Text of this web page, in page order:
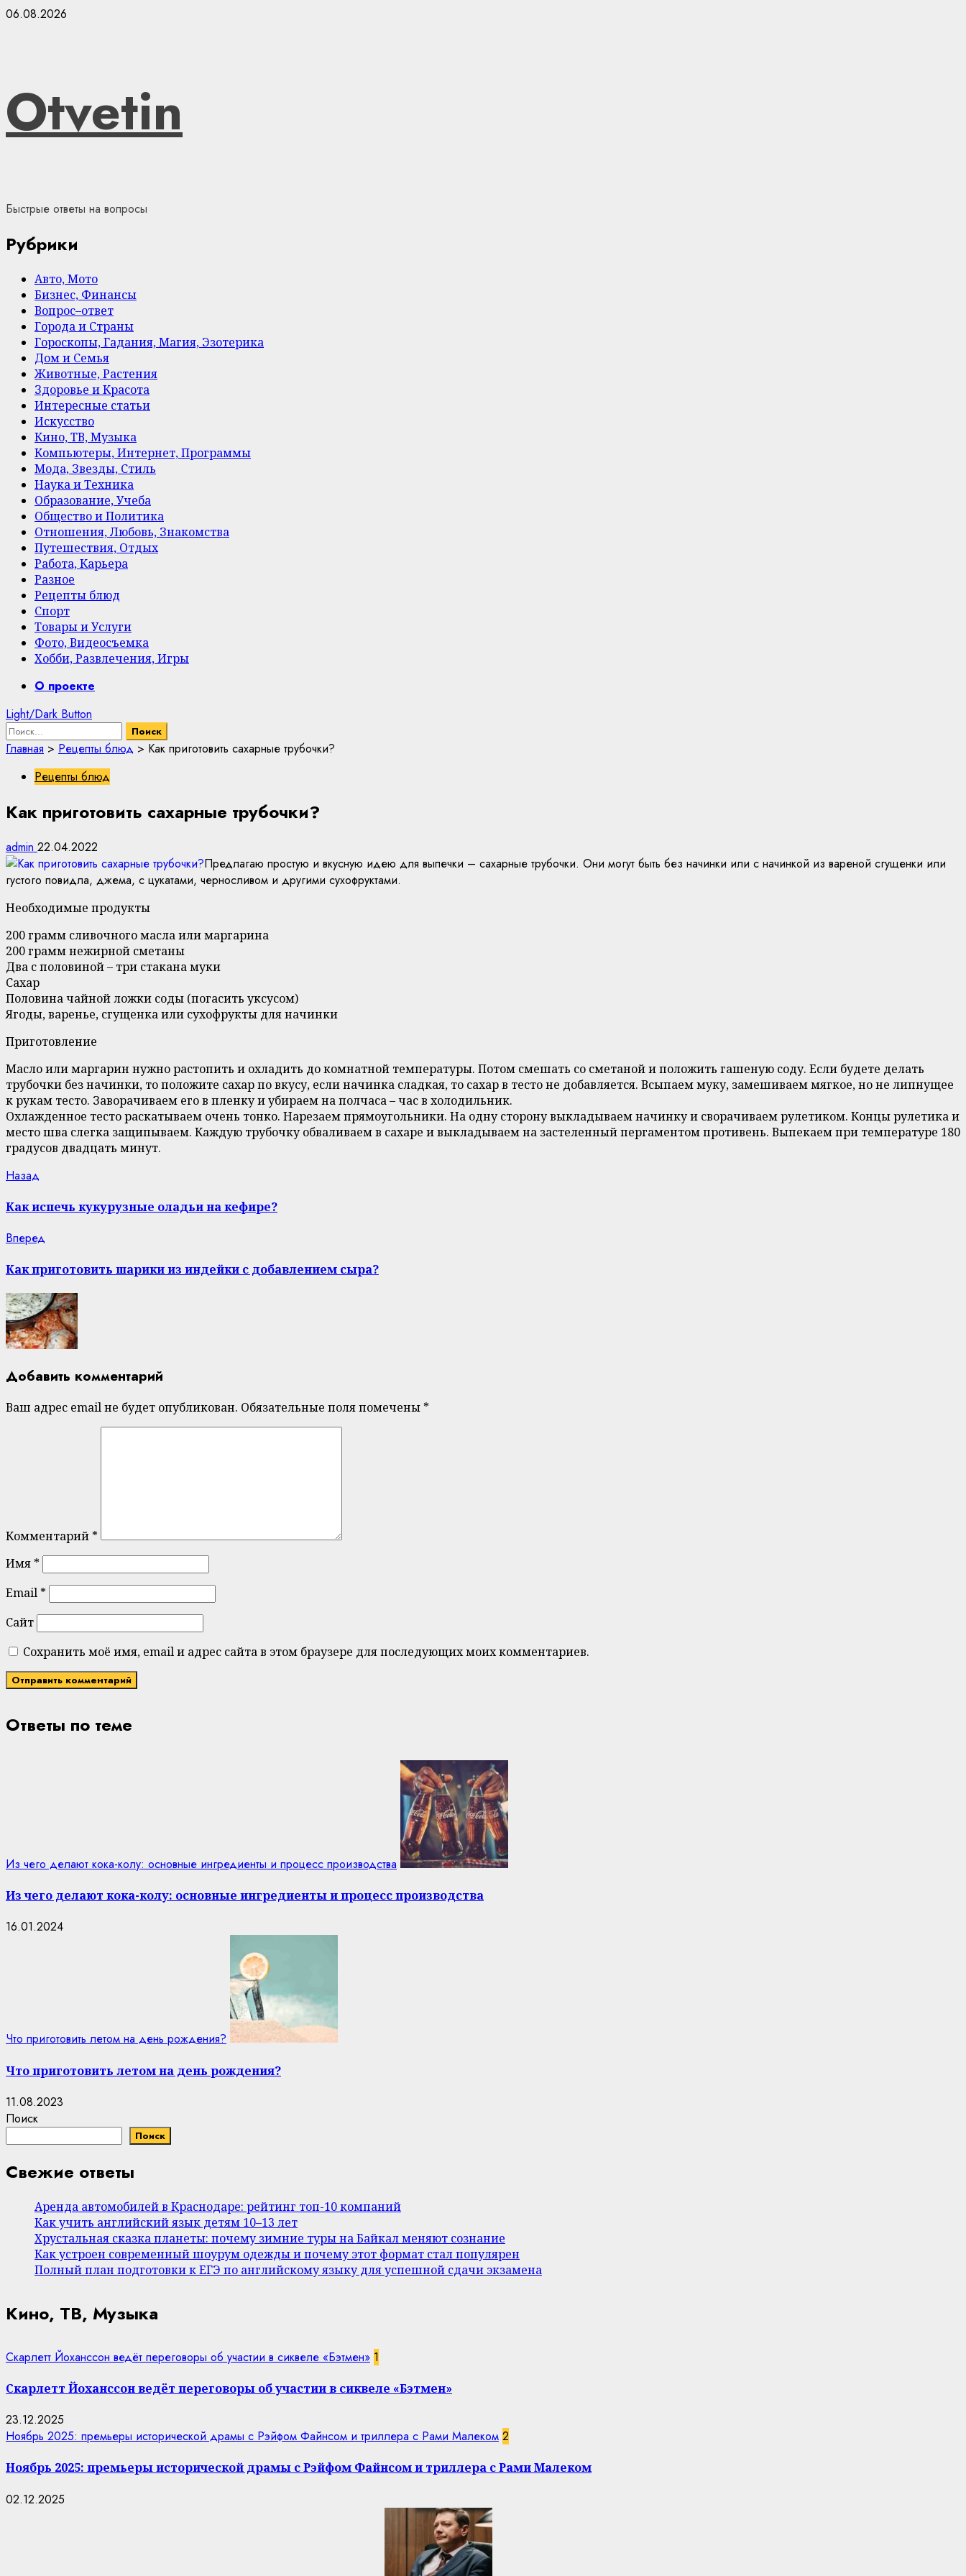
Skip
06.08.2026
Otvetin
Быстрые ответы на вопросы
Рубрики
Авто, Мото
Бизнес, Финансы
Вопрос–ответ
Города и Страны
Гороскопы, Гадания, Магия, Эзотерика
Дом и Семья
Животные, Растения
Здоровье и Красота
Интересные статьи
Искусство
Кино, ТВ, Музыка
Компьютеры, Интернет, Программы
Мода, Звезды, Стиль
Наука и Техника
Образование, Учеба
Общество и Политика
Отношения, Любовь, Знакомства
Путешествия, Отдых
Работа, Карьера
Разное
Рецепты блюд
Спорт
Товары и Услуги
Фото, Видеосъемка
Хобби, Развлечения, Игры
PrimaryО проекте
Light/Dark Button
Найти:
Главная > Рецепты блюд > Как приготовить сахарные трубочки?
Рецепты блюд
Как приготовить сахарные трубочки?
admin 22.04.2022
Предлагаю простую и вкусную идею для выпечки – сахарные трубочки. Они могут быть без начинки или с начинкой из вареной сгущенки или
густого повидла, джема, с цукатами, черносливом и другими сухофруктами.
Необходимые продукты
200 грамм сливочного масла или маргарина
200 грамм нежирной сметаны
Два с половиной – три стакана муки
Сахар
Половина чайной ложки соды (погасить уксусом)
Ягоды, варенье, сгущенка или сухофрукты для начинки
Приготовление
Масло или маргарин нужно растопить и охладить до комнатной температуры. Потом смешать со сметаной и положить гашеную соду. Если будете делать
трубочки без начинки, то положите сахар по вкусу, если начинка сладкая, то сахар в тесто не добавляется. Всыпаем муку, замешиваем мягкое, но не липнущее
к рукам тесто. Заворачиваем его в пленку и убираем на полчаса – час в холодильник.
Охлажденное тесто раскатываем очень тонко. Нарезаем прямоугольники. На одну сторону выкладываем начинку и сворачиваем рулетиком. Концы рулетика и
место шва слегка защипываем. Каждую трубочку обваливаем в сахаре и выкладываем на застеленный пергаментом противень. Выпекаем при температуре 180
градусов двадцать минут.
Continue
Reading
Назад
Как испечь кукурузные оладьи на кефире?
Вперед
Как приготовить шарики из индейки с добавлением сыра?
Добавить комментарий
Ваш адрес email не будет опубликован. Обязательные поля помечены *
Комментарий *
Имя *
Email *
Сайт
Сохранить моё имя, email и адрес сайта в этом браузере для последующих моих комментариев.
Ответы по теме
Из чего делают кока-колу: основные ингредиенты и процесс производства
Из чего делают кока-колу: основные ингредиенты и процесс производства
16.01.2024
Что приготовить летом на день рождения?
Что приготовить летом на день рождения?
11.08.2023
Поиск
Поиск
Свежие ответы
Аренда автомобилей в Краснодаре: рейтинг топ-10 компаний
Как учить английский язык детям 10–13 лет
Хрустальная сказка планеты: почему зимние туры на Байкал меняют сознание
Как устроен современный шоурум одежды и почему этот формат стал популярен
Полный план подготовки к ЕГЭ по английскому языку для успешной сдачи экзамена
Кино, ТВ, Музыка
Скарлетт Йоханссон ведёт переговоры об участии в сиквеле «Бэтмен» 1
Скарлетт Йоханссон ведёт переговоры об участии в сиквеле «Бэтмен»
23.12.2025
Ноябрь 2025: премьеры исторической драмы с Рэйфом Файнсом и триллера с Рами Малеком 2
Ноябрь 2025: премьеры исторической драмы с Рэйфом Файнсом и триллера с Рами Малеком
02.12.2025